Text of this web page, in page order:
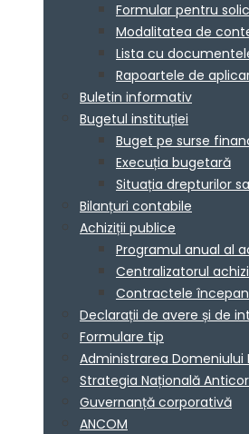
Formular pentru
Modalitatea de
Lista cu
Rapoartele de
Buletin informativ
Bugetul instituției
Buget pe surse
Execuția bugetară
Situația drepturilor
Bilanțuri contabile
Achiziții publice
Programul anual al
Centralizatorul
Contractele
Declarații de avere și de
Formulare tip
Administrarea Domeniului
Strategia Națională
Guvernanță corporativă
ANCOM